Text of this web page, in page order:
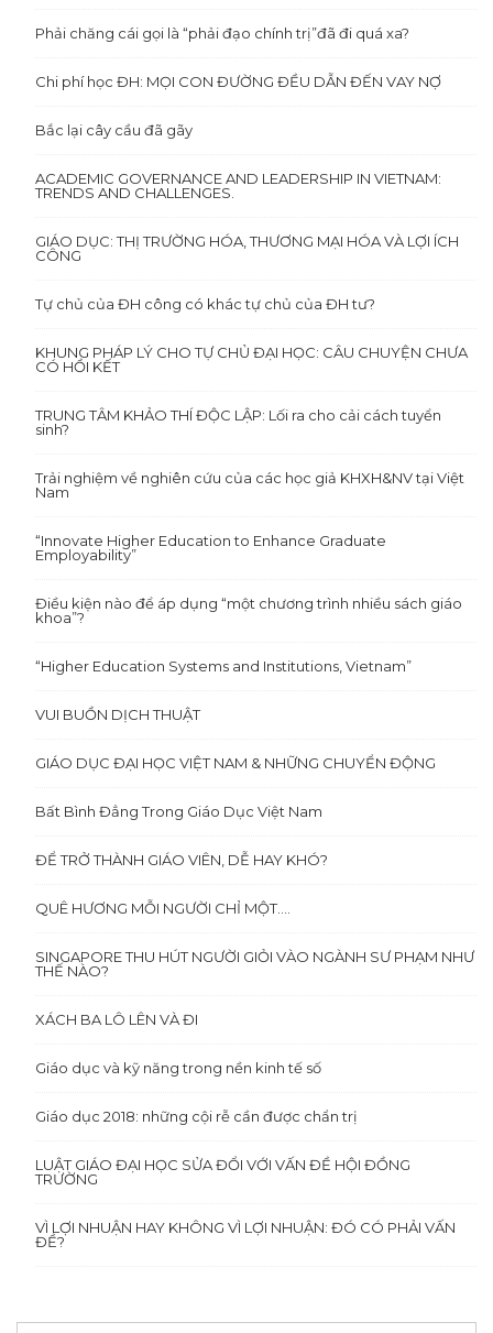
Phải chăng cái gọi là “phải đạo chính trị”đã đi quá xa?
Chi phí học ĐH: MỌI CON ĐƯỜNG ĐỀU DẪN ĐẾN VAY NỢ
Bắc lại cây cầu đã gãy
ACADEMIC GOVERNANCE AND LEADERSHIP IN VIETNAM:
TRENDS AND CHALLENGES.
GIÁO DỤC: THỊ TRƯỜNG HÓA, THƯƠNG MẠI HÓA VÀ LỢI ÍCH
CÔNG
Tự chủ của ĐH công có khác tự chủ của ĐH tư?
KHUNG PHÁP LÝ CHO TỰ CHỦ ĐẠI HỌC: CÂU CHUYỆN CHƯA
CÓ HỒI KẾT
TRUNG TÂM KHẢO THÍ ĐỘC LẬP: Lối ra cho cải cách tuyển
sinh?
Trải nghiệm về nghiên cứu của các học giả KHXH&NV tại Việt
Nam
“Innovate Higher Education to Enhance Graduate
Employability”
Điều kiện nào để áp dụng “một chương trình nhiều sách giáo
khoa”?
“Higher Education Systems and Institutions, Vietnam”
VUI BUỒN DỊCH THUẬT
GIÁO DỤC ĐẠI HỌC VIỆT NAM & NHỮNG CHUYỂN ĐỘNG
Bất Bình Đẳng Trong Giáo Dục Việt Nam
ĐỂ TRỞ THÀNH GIÁO VIÊN, DỄ HAY KHÓ?
QUÊ HƯƠNG MỖI NGƯỜI CHỈ MỘT….
SINGAPORE THU HÚT NGƯỜI GIỎI VÀO NGÀNH SƯ PHẠM NHƯ
THẾ NÀO?
XÁCH BA LÔ LÊN VÀ ĐI
Giáo dục và kỹ năng trong nền kinh tế số
Giáo dục 2018: những cội rễ cần được chẩn trị
LUẬT GIÁO ĐẠI HỌC SỬA ĐỔI VỚI VẤN ĐỀ HỘI ĐỒNG
TRƯỜNG
VÌ LỢI NHUẬN HAY KHÔNG VÌ LỢI NHUẬN: ĐÓ CÓ PHẢI VẤN
ĐỀ?